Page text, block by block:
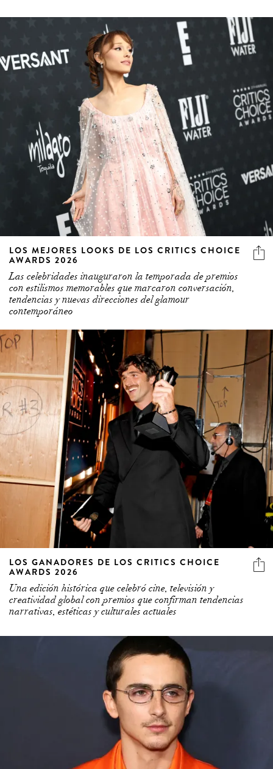
LOS MEJORES LOOKS DE LOS CRITICS CHOICE
AWARDS 2026
Las celebridades inauguraron la temporada de premios
con estilismos memorables que marcaron conversación,
tendencias y nuevas direcciones del glamour
contemporáneo
LOS GANADORES DE LOS CRITICS CHOICE
AWARDS 2026
Una edición histórica que celebró cine, televisión y
creatividad global con premios que confirman tendencias
narrativas, estéticas y culturales actuales